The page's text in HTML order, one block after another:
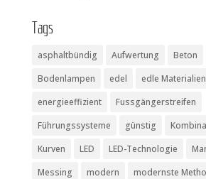
Tags
asphaltbündig Aufwertung Beton
Bodenlampen
edel
edle Materialien
energieeffizient
Fussgängerstreifen
Führungssysteme
günstig
Kurven
LED LED-Technologie
Messing
modern
modernste